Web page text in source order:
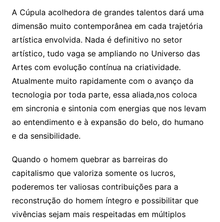
A Cúpula acolhedora de grandes talentos dará uma
dimensão muito contemporânea em cada trajetória
artística envolvida. Nada é definitivo no setor
artístico, tudo vaga se ampliando no Universo das
Artes com evolução contínua na criatividade.
Atualmente muito rapidamente com o avanço da
tecnologia por toda parte, essa aliada,nos coloca
em sincronia e sintonia com energias que nos levam
ao entendimento e à expansão do belo, do humano
e da sensibilidade.
Quando o homem quebrar as barreiras do
capitalismo que valoriza somente os lucros,
poderemos ter valiosas contribuições para a
reconstrução do homem íntegro e possibilitar que
vivências sejam mais respeitadas em múltiplos